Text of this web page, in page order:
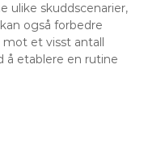
ulike skuddscenarier,
også forbedre
mot et visst antall
å etablere en rutine